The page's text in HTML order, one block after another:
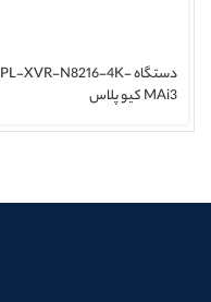
دستگاه PL-XVR-N8216-4K-
MAi3 کیو پلاس